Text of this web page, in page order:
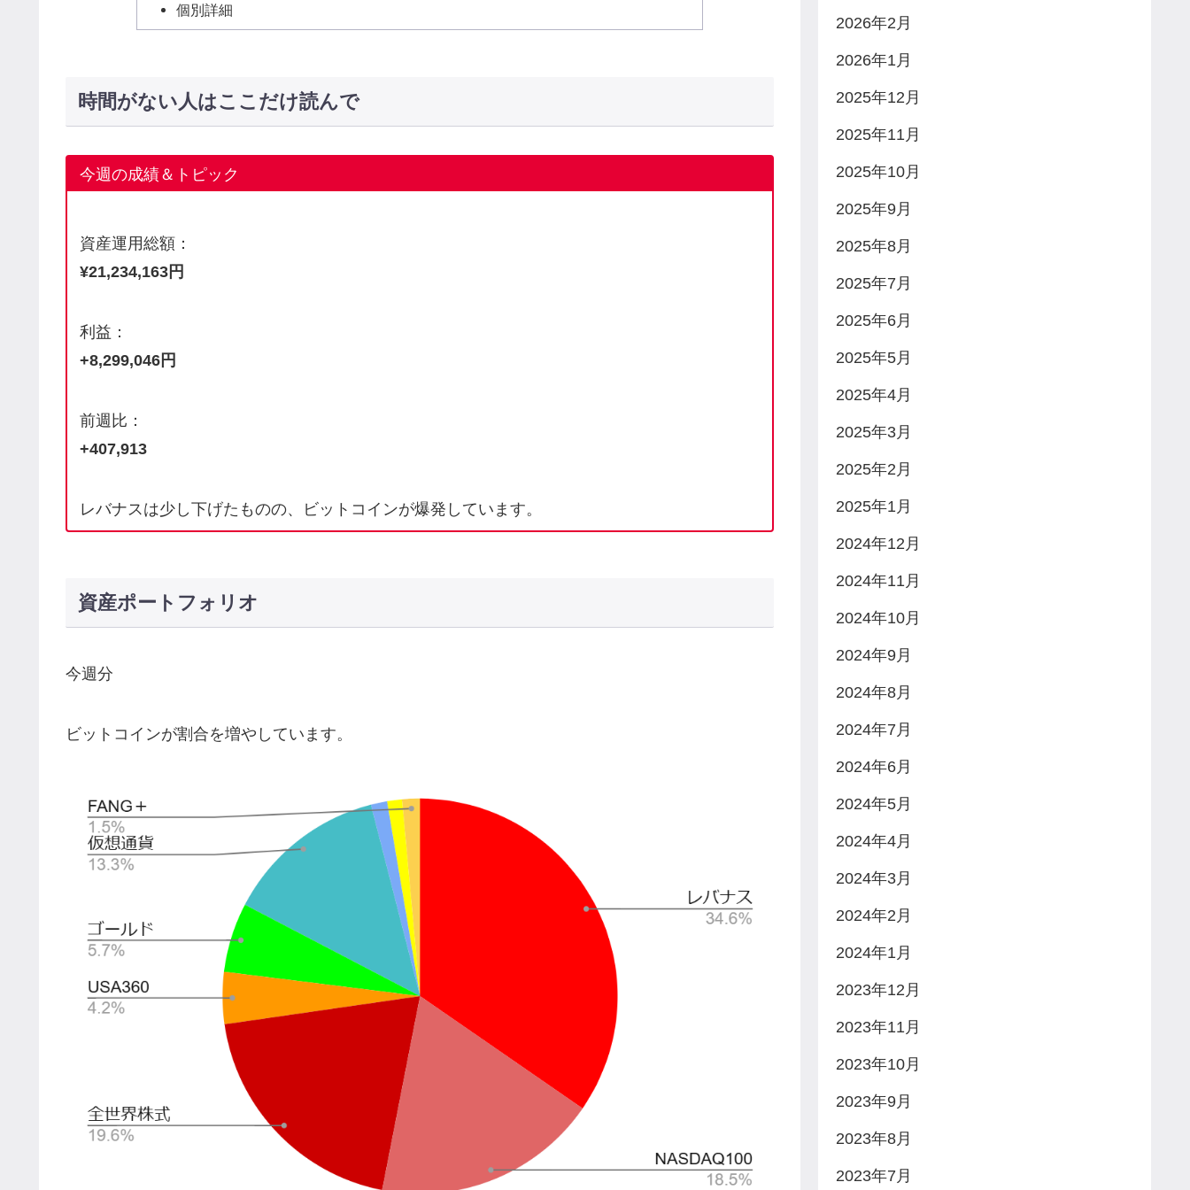
個別詳細
時間がない人はここだけ読んで
今週の成績＆トピック
資産運用総額：
¥21,234,163円
利益：
+8,299,046円
前週比：
+407,913
レバナスは少し下げたものの、ビットコインが爆発しています。
資産ポートフォリオ
今週分
ビットコインが割合を増やしています。
2026年2月
2026年1月
2025年12月
2025年11月
2025年10月
2025年9月
2025年8月
2025年7月
2025年6月
2025年5月
2025年4月
2025年3月
2025年2月
2025年1月
2024年12月
2024年11月
2024年10月
2024年9月
2024年8月
2024年7月
2024年6月
2024年5月
2024年4月
2024年3月
2024年2月
2024年1月
2023年12月
2023年11月
2023年10月
2023年9月
2023年8月
2023年7月